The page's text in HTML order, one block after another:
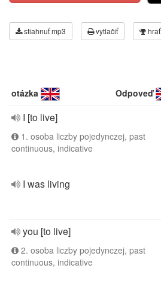
stiahnuť mp3 vytlačiť hrať
otázka Odpoveď
I [to live]
1. osoba liczby pojedynczej, past
continuous, indicative
I was living
you [to live]
2. osoba liczby pojedynczej, past
continuous, indicative